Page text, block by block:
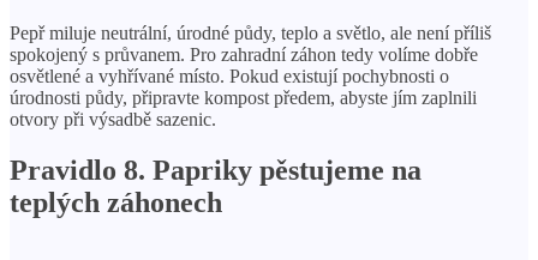
Pepř miluje neutrální, úrodné půdy, teplo a světlo, ale není příliš
spokojený s průvanem. Pro zahradní záhon tedy volíme dobře
osvětlené a vyhřívané místo. Pokud existují pochybnosti o
úrodnosti půdy, připravte kompost předem, abyste jím zaplnili
otvory při výsadbě sazenic.
Pravidlo 8. Papriky pěstujeme na
teplých záhonech